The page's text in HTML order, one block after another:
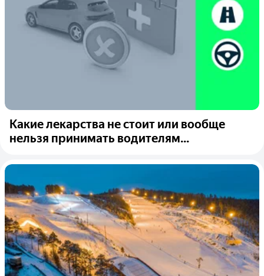
Какие лекарства не стоит или вообще
нельзя принимать водителям...